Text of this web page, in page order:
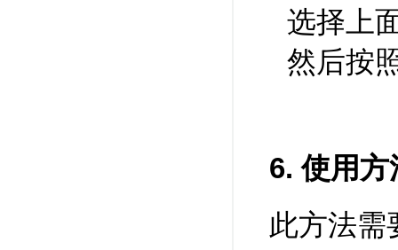
选择上
然后按
6. 使用方
此方法需